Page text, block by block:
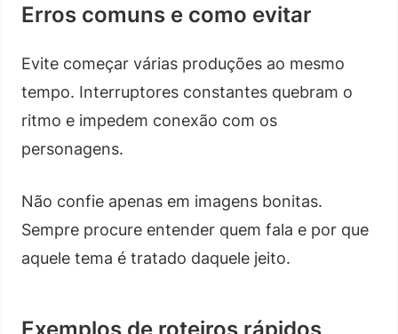
Erros comuns e como evitar
Evite começar várias produções ao mesmo
tempo. Interruptores constantes quebram o
ritmo e impedem conexão com os
personagens.
Não confie apenas em imagens bonitas.
Sempre procure entender quem fala e por que
aquele tema é tratado daquele jeito.